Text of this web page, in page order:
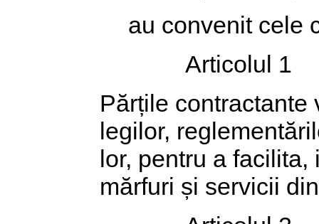
au convenit cele
Articolul 1
Părțile contractante
legilor,
lor, pentru a
mărfuri și servicii